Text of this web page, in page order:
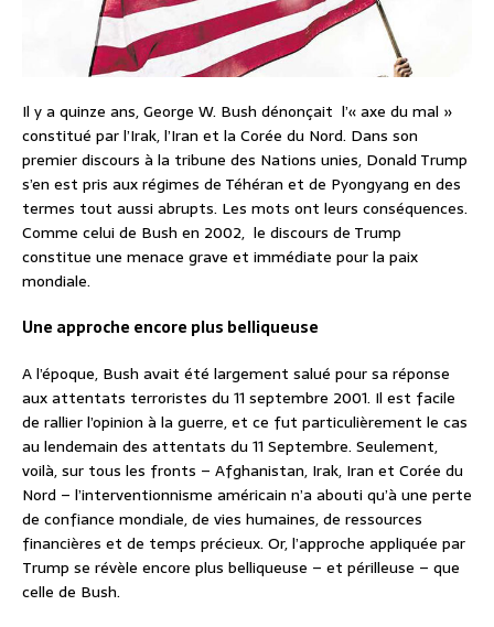
Il y a quinze ans, George W. Bush dénonçait l’« axe du mal »
constitué par l’Irak, l’Iran et la Corée du Nord. Dans son
premier discours à la tribune des Nations unies, Donald Trump
s’en est pris aux régimes de Téhéran et de Pyongyang en des
termes tout aussi abrupts. Les mots ont leurs conséquences.
Comme celui de Bush en 2002, le discours de Trump
constitue une menace grave et immédiate pour la paix
mondiale.
Une approche encore plus belliqueuse
A l’époque, Bush avait été largement salué pour sa réponse
aux attentats terroristes du 11 septembre 2001. Il est facile
de rallier l’opinion à la guerre, et ce fut particulièrement le cas
au lendemain des attentats du 11 Septembre. Seulement,
voilà, sur tous les fronts – Afghanistan, Irak, Iran et Corée du
Nord – l’interventionnisme américain n’a abouti qu’à une perte
de confiance mondiale, de vies humaines, de ressources
financières et de temps précieux. Or, l’approche appliquée par
Trump se révèle encore plus belliqueuse – et périlleuse – que
celle de Bush.